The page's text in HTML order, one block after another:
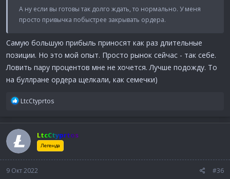
А ну если вы готовы так долго ждать, то нормально. У меня
просто привычка побыстрее закрывать ордера.
Самую большую прибыль приносят как раз длительные
позиции. Но это мой опыт. Просто рынок сейчас - так себе.
Ловить пару процентов мне не хочется. Лучше подожду. То
на буллране ордера щелкали, как семечки)
Р
к
ц
и
и
LtcCtyprtos
LtcCtyprtos
Легенда
9 Окт 2022 #36